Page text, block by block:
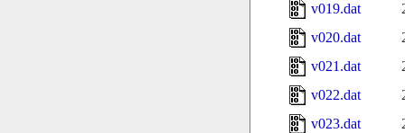
v019.dat
v020.dat
v021.dat
v022.dat
v023.dat